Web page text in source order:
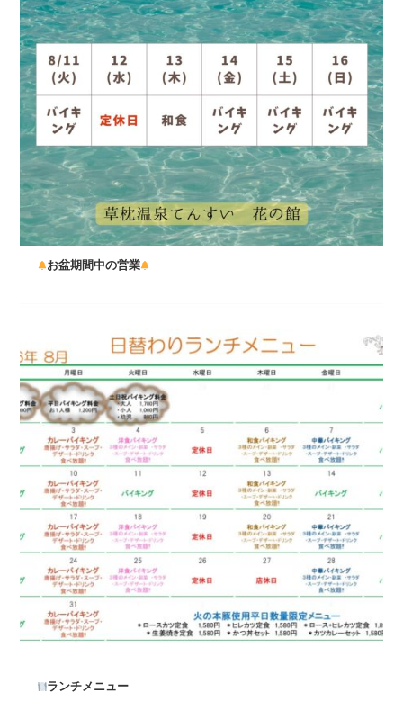
お盆期間中の営業
ランチメニュー